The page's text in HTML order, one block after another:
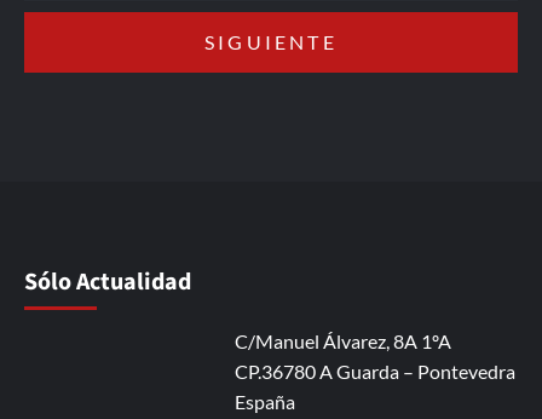
Sólo Actualidad
C/Manuel Álvarez, 8A 1ºA
CP.36780 A Guarda – Pontevedra
España